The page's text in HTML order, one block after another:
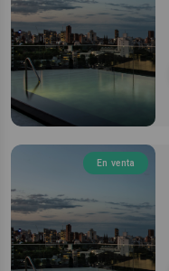
En venta